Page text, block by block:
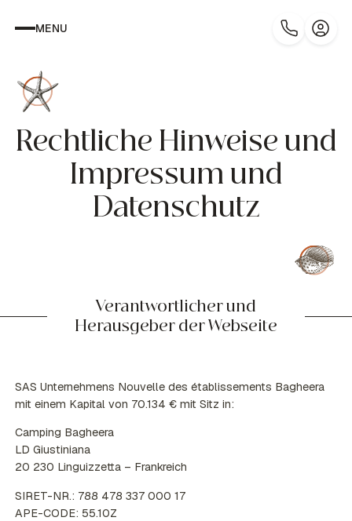
MENU
Rechtliche Hinweise und
Impressum und
Datenschutz
Verantwortlicher und
Herausgeber der Webseite
SAS Unternehmens Nouvelle des établissements Bagheera
mit einem Kapital von 70.134 € mit Sitz in:
Camping Bagheera
LD Giustiniana
20 230 Linguizzetta – Frankreich
SIRET-NR.: 788 478 337 000 17
APE-CODE: 55.10Z